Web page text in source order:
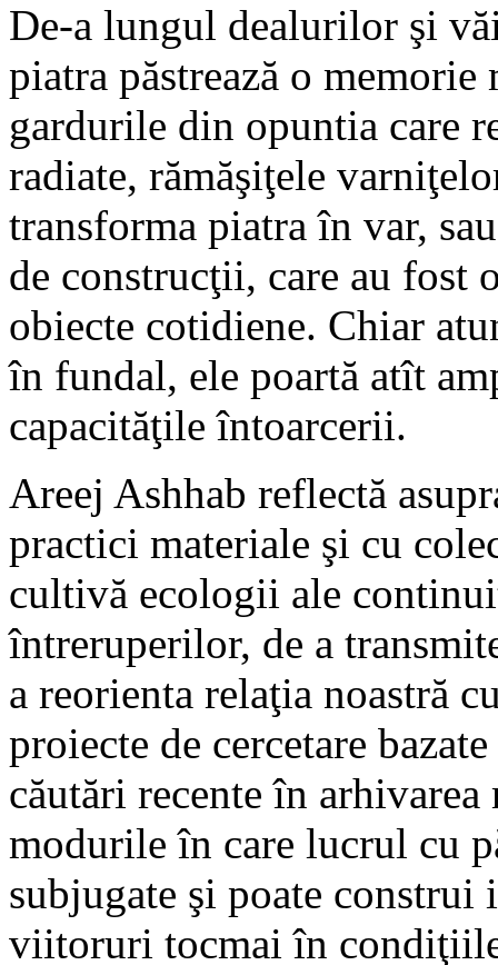
De-a lungul dealurilor şi
piatra păstrează o
gardurile din opuntia care
radiate, rămăşiţele
transforma piatra în var,
de construcţii, care au fost
obiecte cotidiene. Chiar
în fundal, ele poartă atît
capacităţile întoarcerii.
Areej Ashhab reflectă
practici materiale şi cu
cultivă ecologii ale
întreruperilor, de a
a reorienta relaţia noastră
proiecte de cercetare
căutări recente în arhivarea
modurile în care lucrul cu
subjugate şi poate
viitoruri tocmai în